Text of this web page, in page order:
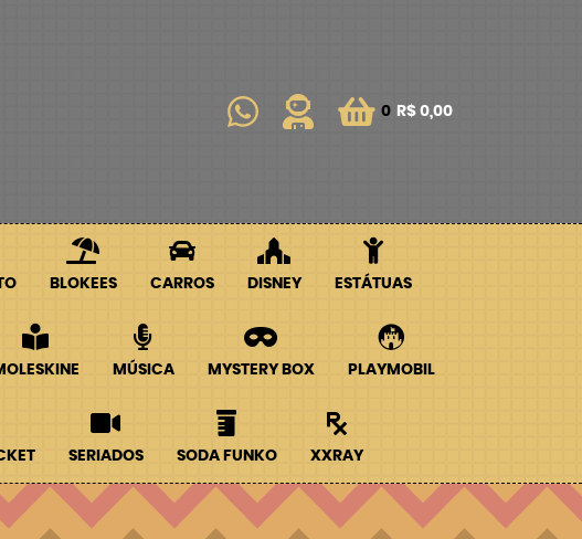
0 R$ 0,00
BLOKEES CARROS DISNEY ESTÁTUAS
MÚSICA MYSTERY BOX PLAYMOBIL
SERIADOS SODA FUNKO XXRAY